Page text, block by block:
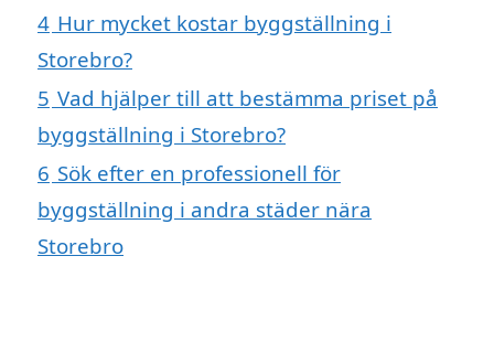
4 Hur mycket kostar byggställning i
Storebro?
5 Vad hjälper till att bestämma priset på
byggställning i Storebro?
6 Sök efter en professionell för
byggställning i andra städer nära
Storebro